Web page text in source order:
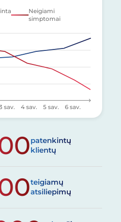
Neigiami
simptomai
sav. 4 sav. 5 sav. 6 sav.
patenkintų
klientų
teigiamų
atsiliepimų